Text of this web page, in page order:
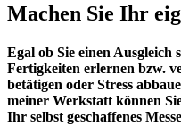
Machen Sie Ihr
Egal ob Sie einen Ausgleich
Fertigkeiten erlernen bzw.
betätigen oder Stress
meiner Werkstatt können
Ihr selbst geschaffenes